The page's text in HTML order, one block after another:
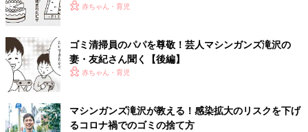
赤ちゃん・育児
ゴミ清掃員のパパを尊敬！芸人マシンガンズ滝沢の
妻・友紀さん聞く【後編】
赤ちゃん・育児
マシンガンズ滝沢が教える！感染拡大のリスクを下げ
るコロナ禍でのゴミの捨て方